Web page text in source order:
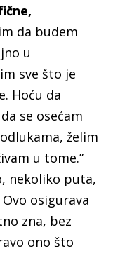
da budem
u
sve što je
Hoću da
se osećam
želim
u tome.”
nekoliko puta,
osigurava
zna, bez
ono što